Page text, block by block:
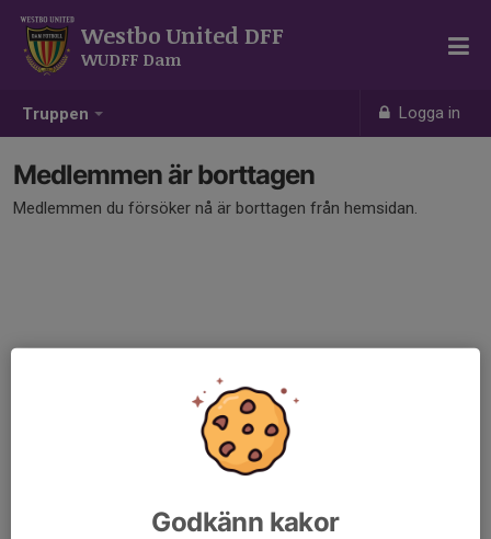
Truppen Logga in
Westbo United DFF
WUDFF Dam
Medlemmen är borttagen
Medlemmen du försöker nå är borttagen från hemsidan.
Godkänn kakor